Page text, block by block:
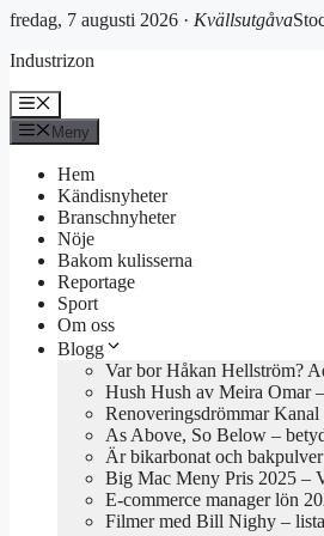
fredag, 7 augusti 2026 · Kvällsutgåva
till
Industrizon
Meny
Meny
Hem
Kändisnyheter
Branschnyheter
Nöje
Bakom kulisserna
Reportage
Sport
Om oss
Blogg
Var bor Håkan Hellström?
Hush Hush av Meira Omar
Renoveringsdrömmar Kanal
As Above, So Below –
Är bikarbonat och
Big Mac Meny Pris 2025 –
E-commerce manager lön
Filmer med Bill Nighy –